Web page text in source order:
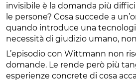
invisibile è la domanda più
le persone? Cosa succede a
quando introduce una
necessità di giudizio umano,
L’episodio con Wittmann non
domande. Le rende però più
esperienze concrete di cosa